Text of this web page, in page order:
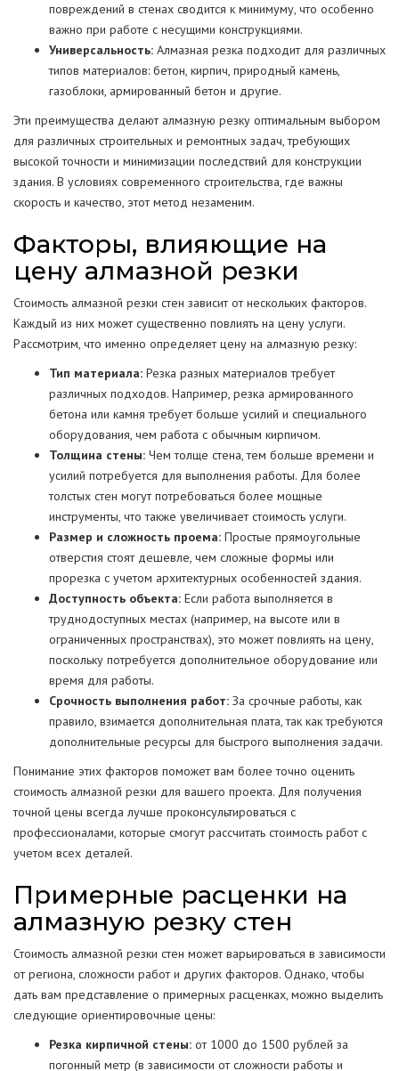
повреждений в стенах сводится к минимуму, что особенно
важно при работе с несущими конструкциями.
Универсальность: Алмазная резка подходит для различных
типов материалов: бетон, кирпич, природный камень,
газоблоки, армированный бетон и другие.
Эти преимущества делают алмазную резку оптимальным выбором
для различных строительных и ремонтных задач, требующих
высокой точности и минимизации последствий для конструкции
здания. В условиях современного строительства, где важны
скорость и качество, этот метод незаменим.
Факторы, влияющие на
цену алмазной резки
Стоимость алмазной резки стен зависит от нескольких факторов.
Каждый из них может существенно повлиять на цену услуги.
Рассмотрим, что именно определяет цену на алмазную резку:
Тип материала: Резка разных материалов требует
различных подходов. Например, резка армированного
бетона или камня требует больше усилий и специального
оборудования, чем работа с обычным кирпичом.
Толщина стены: Чем толще стена, тем больше времени и
усилий потребуется для выполнения работы. Для более
толстых стен могут потребоваться более мощные
инструменты, что также увеличивает стоимость услуги.
Размер и сложность проема: Простые прямоугольные
отверстия стоят дешевле, чем сложные формы или
прорезка с учетом архитектурных особенностей здания.
Доступность объекта: Если работа выполняется в
труднодоступных местах (например, на высоте или в
ограниченных пространствах), это может повлиять на цену,
поскольку потребуется дополнительное оборудование или
время для работы.
Срочность выполнения работ: За срочные работы, как
правило, взимается дополнительная плата, так как требуются
дополнительные ресурсы для быстрого выполнения задачи.
Понимание этих факторов поможет вам более точно оценить
стоимость алмазной резки для вашего проекта. Для получения
точной цены всегда лучше проконсультироваться с
профессионалами, которые смогут рассчитать стоимость работ с
учетом всех деталей.
Примерные расценки на
алмазную резку стен
Стоимость алмазной резки стен может варьироваться в зависимости
от региона, сложности работ и других факторов. Однако, чтобы
дать вам представление о примерных расценках, можно выделить
следующие ориентировочные цены:
Резка кирпичной стены: от 1000 до 1500 рублей за
погонный метр (в зависимости от сложности работы и